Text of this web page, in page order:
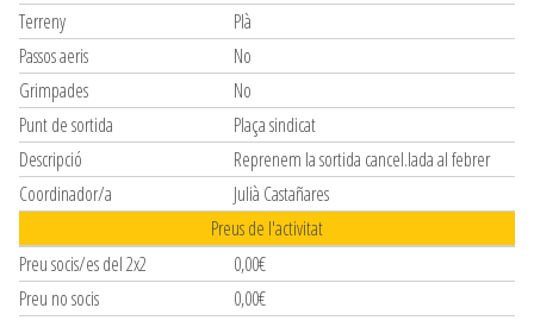
Terreny
Plà
Passos aeris
No
Grimpades
No
Punt de sortida
Plaça sindicat
Descripció
Reprenem la sortida cancel.lada al febrer
Coordinador/a
Julià Castañares
Preus de l'activitat
Preu socis/es del 2x2
0,00€
Preu no socis
0,00€